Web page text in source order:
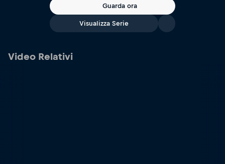
Guarda ora
Visualizza Serie
Video Relativi